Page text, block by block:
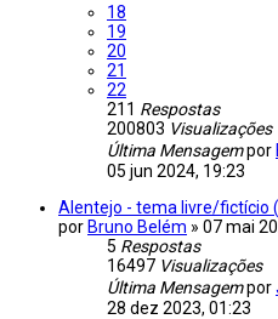
18
19
20
21
22
211 Respostas
200803 Visualizações
Última Mensagempor
05 jun 2024, 19:23
Alentejo - tema livre/fictício
por Bruno Belém » 07 mai
5 Respostas
16497 Visualizações
Última Mensagempor
28 dez 2023, 01:23